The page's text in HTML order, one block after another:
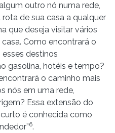
outro nó numa rede,
de sua casa a qualquer
que deseja visitar vários
Como encontrará o
destinos
gasolina, hotéis e tempo?
o caminho mais
nós em uma rede,
Essa extensão do
é conhecida como
6.